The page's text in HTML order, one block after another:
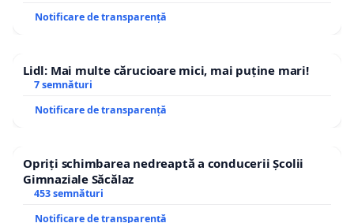
Notificare de transparență
Lidl: Mai multe cărucioare mici, mai puține mari!
7 semnături
Notificare de transparență
Opriți schimbarea nedreaptă a conducerii Școlii
Gimnaziale Săcălaz
453 semnături
Notificare de transparență